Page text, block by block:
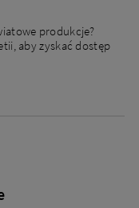
produkcje?
aby zyskać dostęp